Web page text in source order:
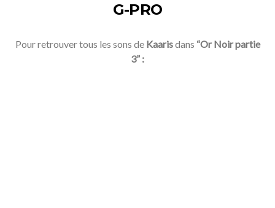
G-PRO
Pour retrouver tous les sons de Kaarisdans “Or Noir partie
3” :